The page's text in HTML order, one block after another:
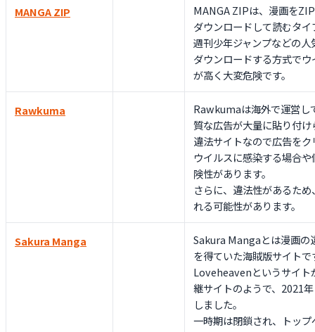
MANGA ZIP
MANGA ZIPは、漫画を
ダウンロードして読むタ
週刊少年ジャンプなどの
ダウンロードする方式で
が高く大変危険です。
Rawkuma
Rawkumaは海外で運営し
質な広告が大量に貼り付
違法サイトなので広告を
ウイルスに感染する場合
険性があります。
さらに、違法性があるた
れる可能性があります。
Sakura Manga
Sakura Mangaとは漫画の
を得ていた海賊版サイトで
Loveheavenというサイト
継サイトのようで、2021
しました。
一時期は閉鎖され、トッ